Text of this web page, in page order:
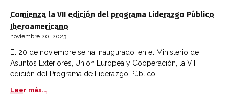
Comienza la VII edición del programa Liderazgo Público
Iberoamericano
noviembre 20, 2023
El 20 de noviembre se ha inaugurado, en el Ministerio de
Asuntos Exteriores, Unión Europea y Cooperación, la VII
edición del Programa de Liderazgo Público
Leer más...